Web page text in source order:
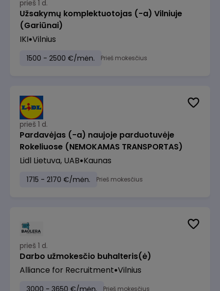
prieš 1 d.
Užsakymų komplektuotojas (-a) Vilniuje
(Gariūnai)
IKI Vilnius
1500 - 2500 €/mėn. Prieš mokesčius
prieš 1 d.
Pardavėjas (-a) naujoje parduotuvėje
Rokeliuose (NEMOKAMAS TRANSPORTAS)
Lidl Lietuva, UAB Kaunas
1715 - 2170 €/mėn. Prieš mokesčius
prieš 1 d.
Darbo užmokesčio buhalteris(ė)
Alliance for Recruitment Vilnius
3000 - 3650 €/mėn. Prieš mokesčius